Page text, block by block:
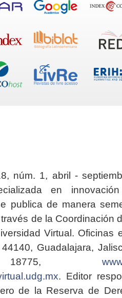
núm. 1, abril -
en
publica de manera
de la Coordinación
Virtual. Oficinas
Guadalajara,
. Editor
de la Reserva de